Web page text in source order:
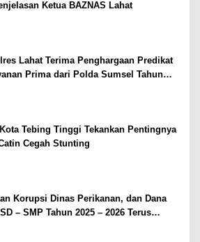
Ketua BAZNAS Lahat
Lahat Terima Penghargaan Predikat
Prima dari Polda Sumsel Tahun
Tebing Tinggi Tekankan Pentingnya
Cegah Stunting
Korupsi Dinas Perikanan, dan Dana
– SMP Tahun 2025 – 2026 Terus